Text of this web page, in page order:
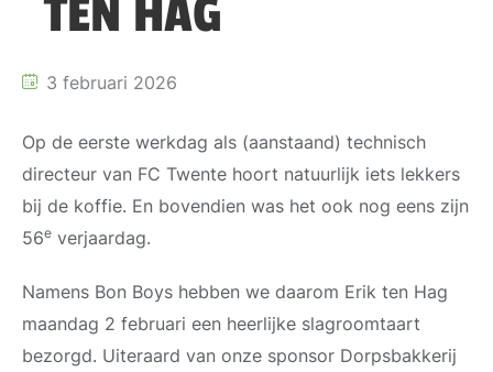
TEN HAG
3 februari 2026
Op de eerste werkdag als (aanstaand) technisch
directeur van FC Twente hoort natuurlijk iets lekkers
bij de koffie. En bovendien was het ook nog eens zijn
56e verjaardag.
Namens Bon Boys hebben we daarom Erik ten Hag
maandag 2 februari een heerlijke slagroomtaart
bezorgd. Uiteraard van onze sponsor Dorpsbakkerij